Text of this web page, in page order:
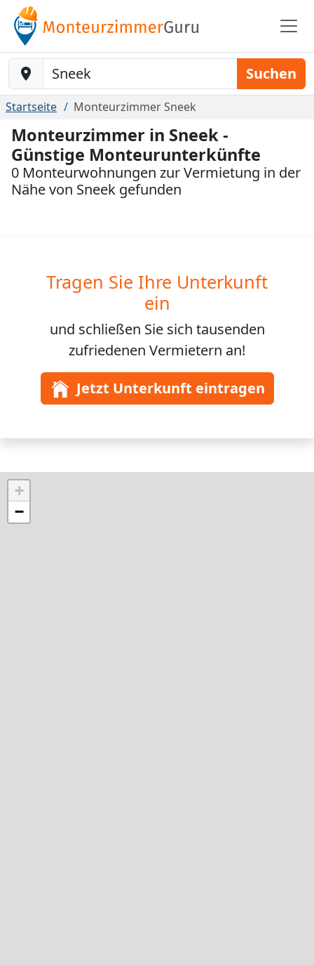
Baustelle-Location Suchen
Startseite Monteurzimmer Sneek
Monteurzimmer in Sneek -
Günstige Monteurunterkünfte
0 Monteurwohnungen zur Vermietung in der
Nähe von Sneek gefunden
Tragen Sie Ihre Unterkunft
ein
und schließen Sie sich tausenden
zufriedenen Vermietern an!
Jetzt Unterkunft eintragen
+
−